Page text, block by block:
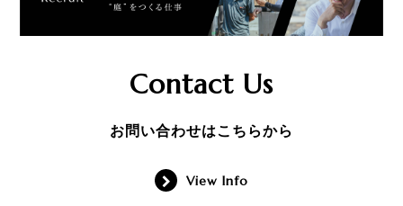
Contact Us
お問い合わせはこちらから
View Info